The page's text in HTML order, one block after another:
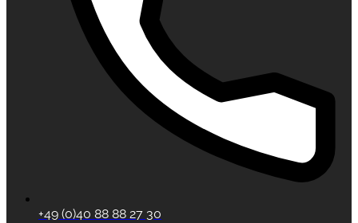
+49 (0)40 88 88 27 30